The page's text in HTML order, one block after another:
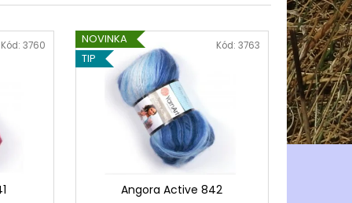
Kód: 3760
NOVINKA
TIP
Angora Active 842
Kód: 3763